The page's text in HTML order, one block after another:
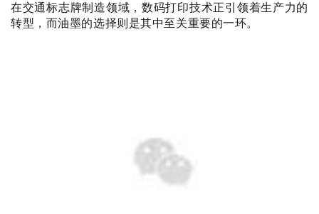
在交通标志牌制造领域，数码打印技术正引领着生产力的
转型，而油墨的选择则是其中至关重要的一环。